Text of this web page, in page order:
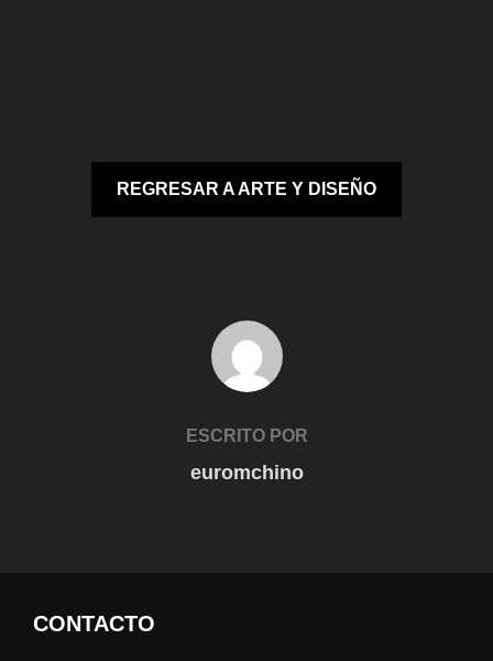
REGRESAR A ARTE Y DISEÑO
AUTOR DE LA ENTRADA
ESCRITO POR
euromchino
CONTACTO